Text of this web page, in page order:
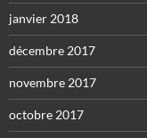
janvier 2018
décembre 2017
novembre 2017
octobre 2017